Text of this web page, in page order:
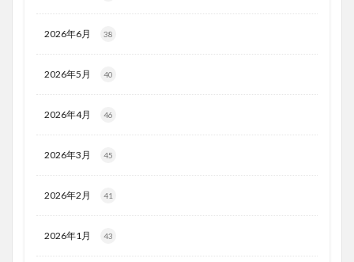
2026年6月 38
2026年5月 40
2026年4月 46
2026年3月 45
2026年2月 41
2026年1月 43